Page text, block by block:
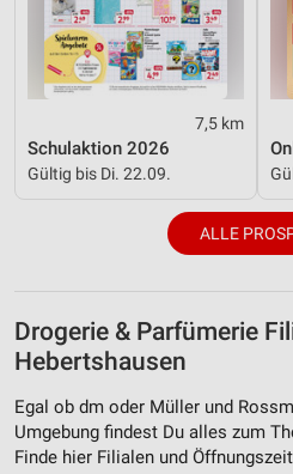
7,5 km
Schulaktion 2026
Gültig bis Di. 22.09.
ALLE
Drogerie & Parfümerie
Hebertshausen
Egal ob dm oder Müller und
Umgebung findest Du alles zum
Finde hier Filialen und